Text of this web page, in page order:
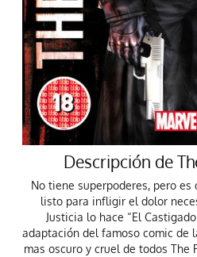
Descripción de
No tiene superpoderes, pero
listo para infligir el dolor
Justicia lo hace “El
adaptación del famoso comic de
mas oscuro y cruel de todos The